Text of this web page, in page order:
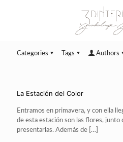
Categories Tags Authors
La Estación del Color
Entramos en primavera, y con ella
de esta estación son las flores, junto
presentarlas. Además de […]